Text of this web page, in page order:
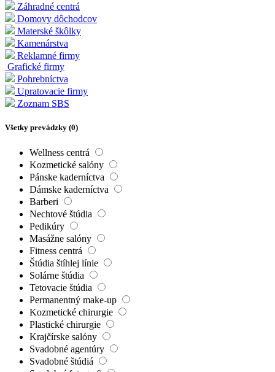
Záhradné centrá
Domovy dôchodcov
Materské škôlky
Kamenárstva
Reklamné firmy
Grafické firmy
Pohrebníctva
Upratovacie firmy
Zoznam SBS
Všetky prevádzky (0)
Wellness centrá
Kozmetické salóny
Pánske kaderníctva
Dámske kaderníctva
Barberi
Nechtové štúdia
Pedikúry
Masážne salóny
Fitness centrá
Štúdia štíhlej línie
Solárne štúdia
Tetovacie štúdia
Permanentný make-up
Kozmetické chirurgie
Plastické chirurgie
Krajčírske salóny
Svadobné agentúry
Svadobné štúdiá